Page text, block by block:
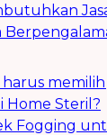
memilih
Home Steril?
Fogging